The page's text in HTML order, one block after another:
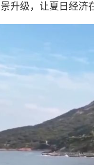
升级，让夏日经